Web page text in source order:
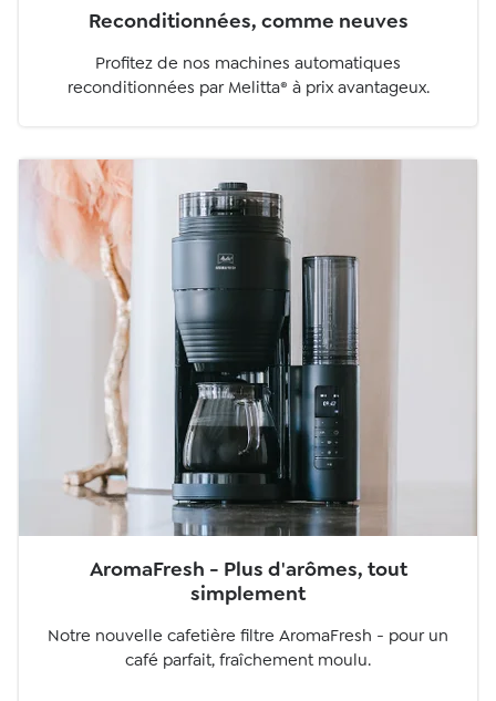
Reconditionnées, comme neuves
Profitez de nos machines automatiques
reconditionnées par Melitta® à prix avantageux.
AromaFresh - Plus d'arômes, tout
simplement
Notre nouvelle cafetière filtre AromaFresh - pour un
café parfait, fraîchement moulu.